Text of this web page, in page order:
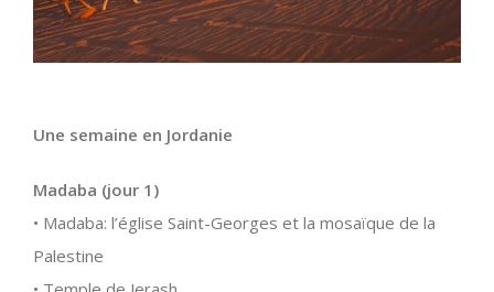
Une semaine en Jordanie
Madaba (jour 1)
• Madaba: l’église Saint-Georges et la mosaïque de la
Palestine